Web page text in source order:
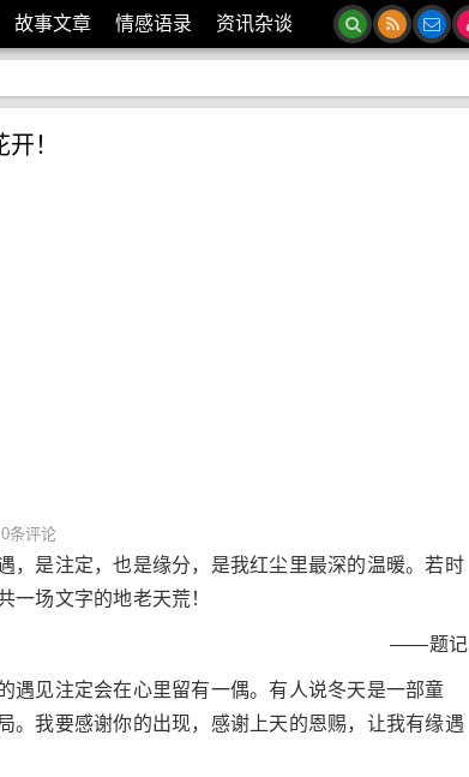
故事文章 情感语录 资讯杂谈
！
0条评论
，是注定，也是缘分，是我红尘里最深的温暖。若时
场文字的地老天荒！
——题记
遇见注定会在心里留有一偶。有人说冬天是一部童
。我要感谢你的出现，感谢上天的恩赐，让我有缘遇